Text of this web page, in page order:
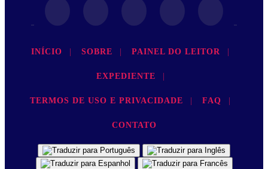
INÍCIO SOBRE PAINEL DO LEITOR
EXPEDIENTE
TERMOS DE USO E PRIVACIDADE FAQ
CONTATO